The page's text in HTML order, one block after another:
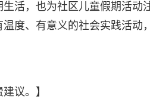
活，也为社区儿童假期活动
度、有意义的社会实践活动
议。】